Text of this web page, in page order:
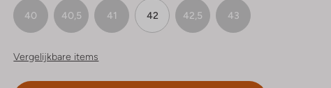
40 40,5 41 42 42,5 43
Vergelijkbare items